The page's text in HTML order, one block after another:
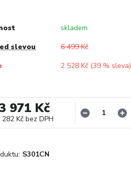
skladem
slevou
6 499 Kč
2 528 Kč (39 % sleva)
971 Kč
282 Kč bez DPH
S301CN